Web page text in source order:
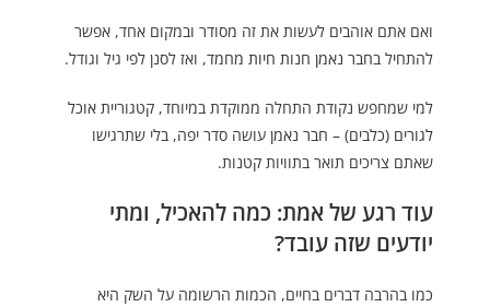
ואם אתם אוהבים לעשות את זה מסודר ובמקום אחד, אפשר
להתחיל בחבר נאמן חנות חיות מחמד, ואז לסנן לפי גיל וגודל.
למי שמחפש נקודת התחלה ממוקדת במיוחד, קטגורייתאוכל
לגורים (כלבים) – חבר נאמן עושה סדר יפה, בלי שתרגישו
שאתם צריכים תואר בתוויות קטנות.
עוד רגע של אמת: כמה להאכיל, ומתי
יודעים שזה עובד?
כמו בהרבה דברים בחיים, הכמות הרשומה על השק היא